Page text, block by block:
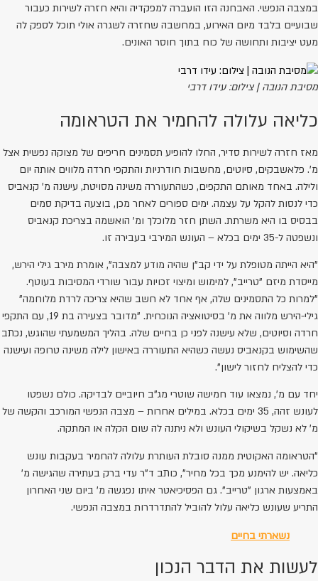
במצבה הנפשי. האבחנה הזו הועברה למפקדיה והיא חזרה לשירות כעבור
שבועיים בלבד מיום האירוע, במחשבה שחזרה לשגרה אולי תוכל לספק לה
מעט יציבות ותחושה של כוח בתוך חוסר האונים.
מסיבת הנובה | צילום: עידו דרבי
כליאה עלולה להחמיר את הטראומה
מאז חזרה לשירות סדיר, החלו להופיע תסמינים חריפים של מצוקה נפשית אצל
מ'. פלאשבקים, סיוטים, מחשבות חודרניות והתקפי חרדה מלווים אותה יום
ולילה. באחד מאותם התקפים, כשהתעוררה משינה מסויטת, עישנה מ' קנאביס
כדי לנסות להקל על עצמה. ימים ספורים לאחר מכן, בוצעה בדיקת סמים
בבסיס בו היא משרתת. השתן חזר מלוכלך ומ' הואשמה בצריכת קנאביס
ונשפטה ל-35 ימים בכלא – העונש המירבי בעבירה זו.
"היא הייתה מטופלת על ידי קב"ן שהיה מודע למצבה", אומרת מירב גילי הירש,
מייסדת מיזם "טרייב", למימוש ומיצוי זכויות עבור שורדי המסיבות בעוטף.
"למרות כל התסמינים שלה, אף אחד לא חשב שהיא צריכה לרדת מלוחמה"
גילי-הירש מלווה את מ' בסיטואציה הנוכחית. "מדובר בצעירה בת 19, עם התקפי
חרדה וסיוטים, שלא עישנה לפני כן בחיים שלה. בהליך המשמעתי שהוגש, נכתב
שהשימוש בקנאביס נעשה כשהיא התעוררה באישון לילה משינה טרופה ועישנה
כדי להצליח לחזור לישון".
יחד עם מ', נמצאו עוד חמישה שוטרי מג"ב חיוביים לבדיקה. כולם נשפטו
לעונש זהה, 35 ימים בכלא. במילים אחרות – מצבה הנפשי המורכב והקשה של
מ' לא נשקל בשיקולי העונש ולא ניתנה לה שום הקלה או המתקה.
"הטראומה האקוטית ממנה סובלת העותרת עלולה להחמיר בעקבות עונש
כליאה. יש להימנע מכך בכל מחיר", כותב ד"ר עדי ברק בעתירה שהגישה מ'
באמצעות ארגון "טרייב". גם הפסיכיאטר איתו נפגשה מ' ביום שני האחרון
התריע שעונש כליאה עלול להוביל להתדרדרות במצבה הנפשי.
נשארתי בחיים
לעשות את הדבר הנכון